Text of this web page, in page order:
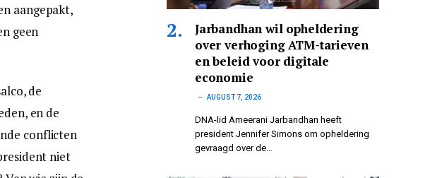
aangepakt,
geen
de
en de
conflicten
niet
Jarbandhan wil opheldering
over verhoging ATM-tarieven
en beleid voor digitale
economie
AUGUST 7, 2026
DNA-lid Ameerani Jarbandhan heeft
president Jennifer Simons om opheldering
gevraagd over de…